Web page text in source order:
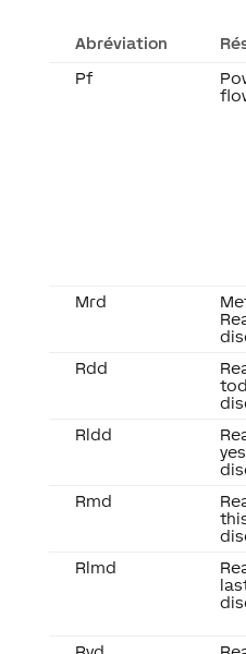
Abréviation
Pf
Mrd
Rdd
Rldd
Rmd
Rlmd